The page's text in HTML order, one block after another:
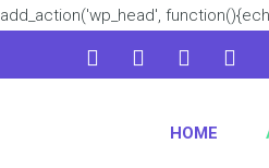
add_action('wp_head',
HOME